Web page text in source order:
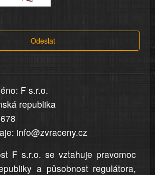
Odeslat
F s.r.o.
republika
info@zvraceny.cz
F s.r.o. se vztahuje pravomoc
a působnost regulátora,